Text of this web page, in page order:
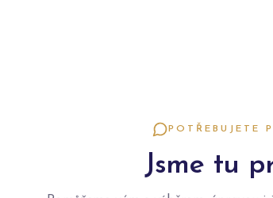
POTŘEBUJETE
Jsme tu